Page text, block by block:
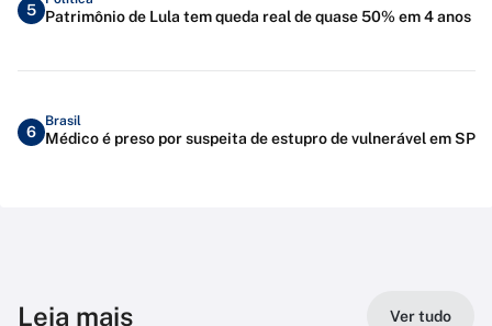
5 Patrimônio de Lula tem queda real de quase 50% em 4 anos
6
Brasil
Médico é preso por suspeita de estupro de vulnerável em SP
Leia mais Ver tudo